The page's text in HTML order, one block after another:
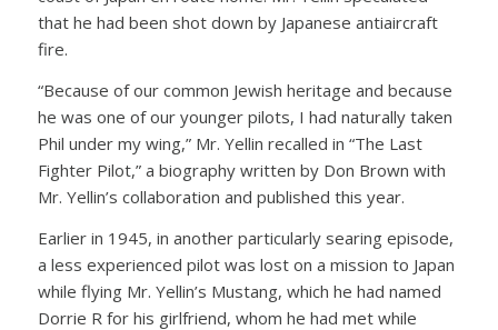
that he had been shot down by Japanese antiaircraft
fire.
“Because of our common Jewish heritage and because
he was one of our younger pilots, I had naturally taken
Phil under my wing,” Mr. Yellin recalled in “The Last
Fighter Pilot,” a biography written by Don Brown with
Mr. Yellin’s collaboration and published this year.
Earlier in 1945, in another particularly searing episode,
a less experienced pilot was lost on a mission to Japan
while flying Mr. Yellin’s Mustang, which he had named
Dorrie R for his girlfriend, whom he had met while